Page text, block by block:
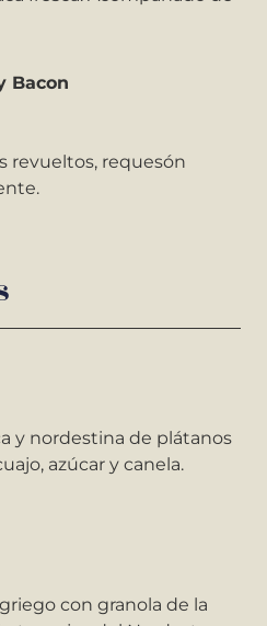
Bacon
revueltos, requesón
.
y nordestina de plátanos
azúcar y canela.
con granola de la